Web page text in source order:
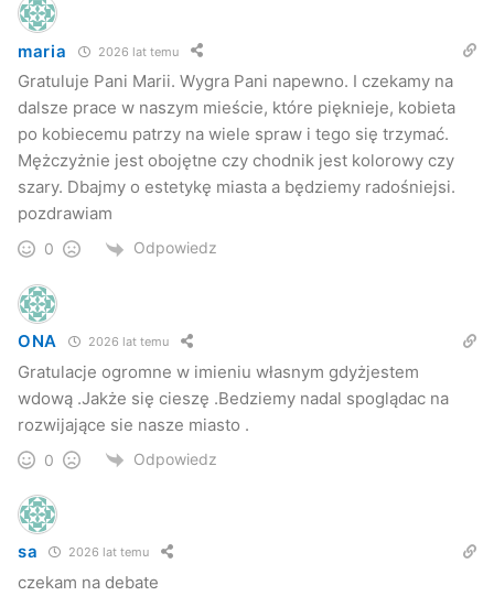
maria 2026 lat temu
Gratuluje Pani Marii. Wygra Pani napewno. I czekamy na
dalsze prace w naszym mieście, które pięknieje, kobieta
po kobiecemu patrzy na wiele spraw i tego się trzymać.
Mężczyżnie jest obojętne czy chodnik jest kolorowy czy
szary. Dbajmy o estetykę miasta a będziemy radośniejsi.
pozdrawiam
0 Odpowiedz
ONA 2026 lat temu
Gratulacje ogromne w imieniu własnym gdyżjestem
wdową .Jakże się cieszę .Bedziemy nadal spoglądac na
rozwijające sie nasze miasto .
0 Odpowiedz
sa 2026 lat temu
czekam na debate